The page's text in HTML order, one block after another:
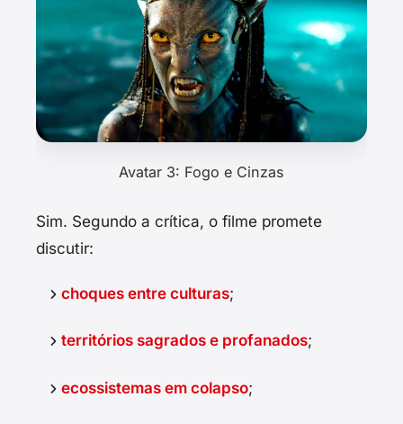
Avatar 3: Fogo e Cinzas
Sim. Segundo a crítica, o filme promete
discutir:
choques entre culturas;
territórios sagrados e profanados;
ecossistemas em colapso;